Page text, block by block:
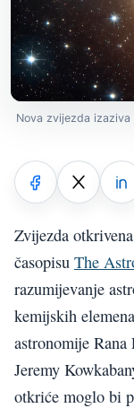
Nova zvijezda
Zvijezda
časopisu The
razumijevanje
kemijskih
astronomije
Jeremy
otkriće moglo bi